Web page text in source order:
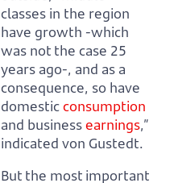
classes in the region
have growth -which
was not the case 25
years ago-, and as a
consequence, so have
domesticconsumption
and businessearnings,”
indicated von Gustedt.
But the most important